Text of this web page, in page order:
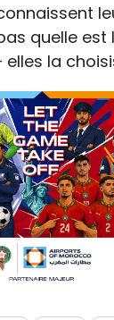
quelle est
elles la